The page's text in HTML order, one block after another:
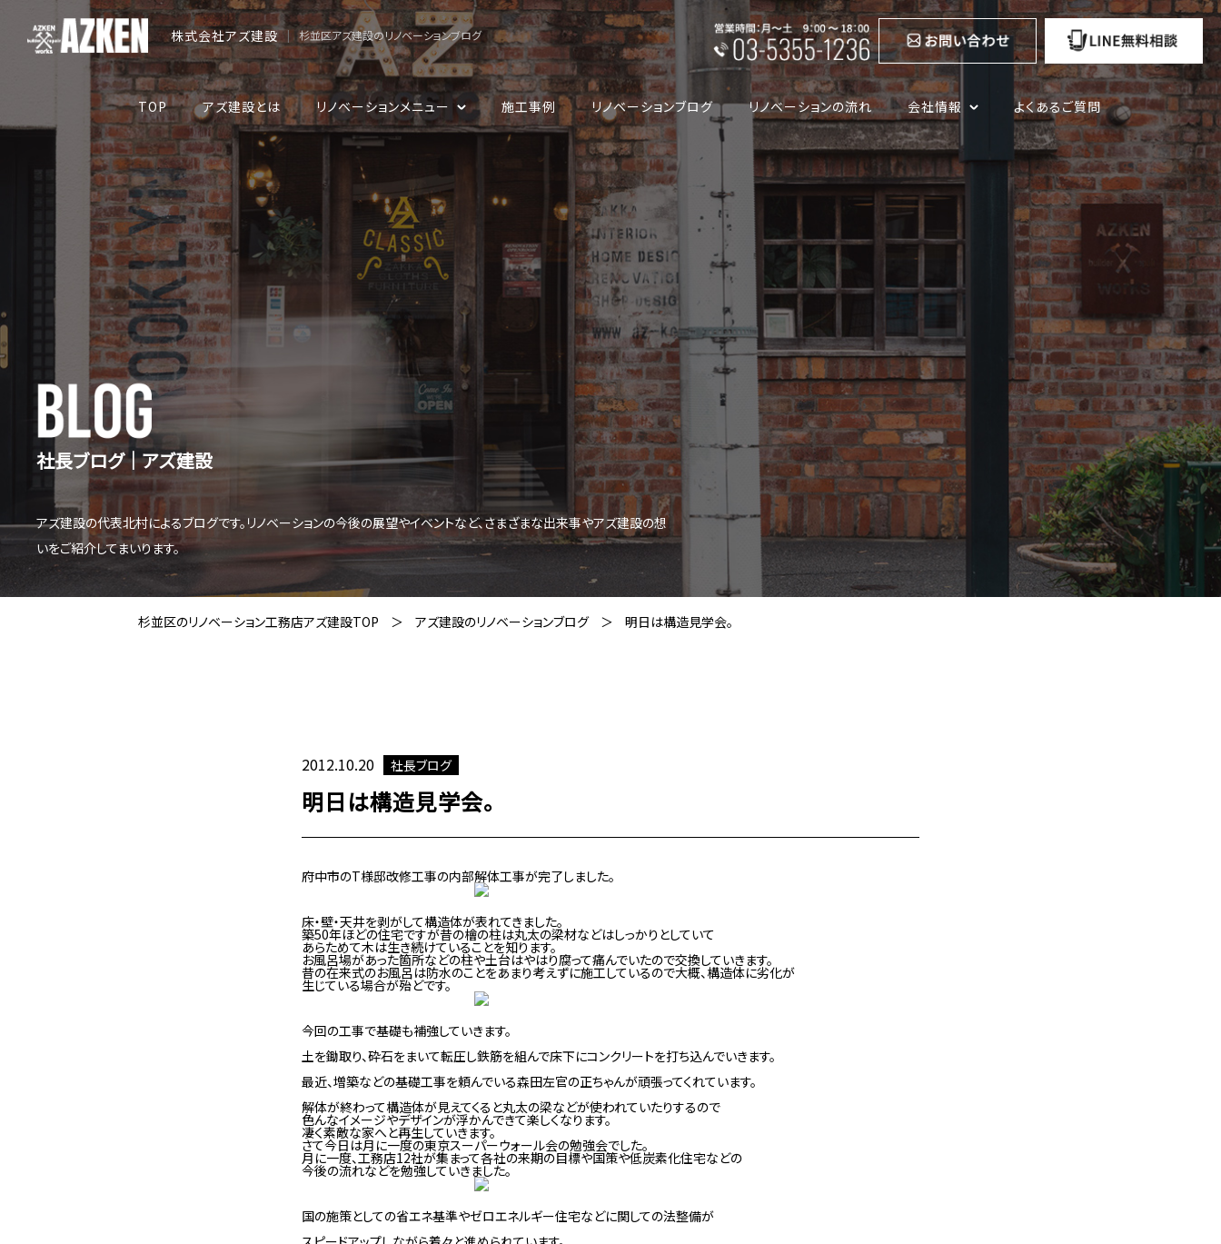
株式会社アズ建設 | 杉並区アズ建設のリノベーションブログ
TOP アズ建設とは リノベーションメニュー 施工事例 リノベーションブログ リノベーションの流れ 会社情報 よくあるご質問
社長ブログ│アズ建設
アズ建設の代表北村によるブログです。リノベーションの今後の展望やイベントなど、さまざまな出来事やアズ建設の想
いをご紹介してまいります。
杉並区のリノベーション工務店アズ建設TOP アズ建設のリノベーションブログ 明日は構造見学会。
2012.10.20 社長ブログ
明日は構造見学会。
府中市のT様邸改修工事の内部解体工事が完了しました。
床・壁・天井を剥がして構造体が表れてきました。
築50年ほどの住宅ですが昔の檜の柱は丸太の梁材などはしっかりとしていて
あらためて木は生き続けていることを知ります。
お風呂場があった箇所などの柱や土台はやはり腐って痛んでいたので交換していきます。
昔の在来式のお風呂は防水のことをあまり考えずに施工しているので大概、構造体に劣化が
生じている場合が殆どです。
今回の工事で基礎も補強していきます。
土を鋤取り、砕石をまいて転圧し鉄筋を組んで床下にコンクリートを打ち込んでいきます。
最近、増築などの基礎工事を頼んでいる森田左官の正ちゃんが頑張ってくれています。
解体が終わって構造体が見えてくると丸太の梁などが使われていたりするので
色んなイメージやデザインが浮かんできて楽しくなります。
凄く素敵な家へと再生していきます。
さて今日は月に一度の東京スーパーウォール会の勉強会でした。
月に一度、工務店12社が集まって各社の来期の目標や国策や低炭素化住宅などの
今後の流れなどを勉強していきました。
国の施策としての省エネ基準やゼロエネルギー住宅などに関しての法整備が